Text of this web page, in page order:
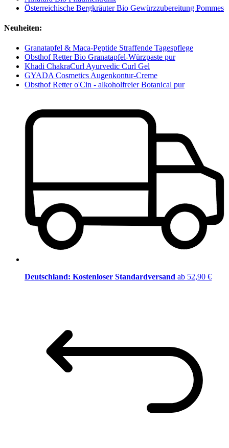
Österreichische Bergkräuter Bio Gewürzzubereitung Pommes
Neuheiten:
Granatapfel & Maca-Peptide Straffende Tagespflege
Obsthof Retter Bio Granatapfel-Würzpaste pur
Khadi ChakraCurl Ayurvedic Curl Gel
GYADA Cosmetics Augenkontur-Creme
Obsthof Retter o'Cin - alkoholfreier Botanical pur
Deutschland: Kostenloser Standardversand ab 52,90 €